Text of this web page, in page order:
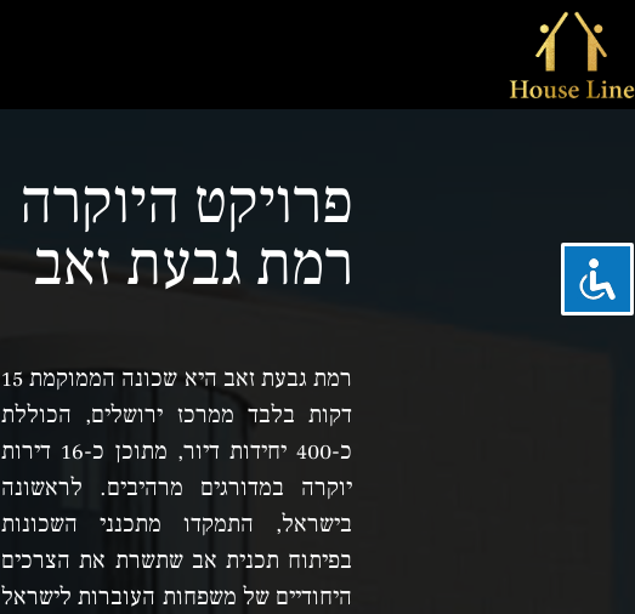
פרויקט היוקרה
רמת גבעת זאב
רמת גבעת זאב היא שכונה הממוקמת 15
דקות בלבד ממרכז ירושלים, הכוללת
כ-400 יחידות דיור, מתוכן כ-16 דירות
יוקרה במדורגים מרהיבים. לראשונה
בישראל, התמקדו מתכנני השכונות
בפיתוח תכנית אב שתשרת את הצרכים
היחודיים של משפחות העוברות לישראל